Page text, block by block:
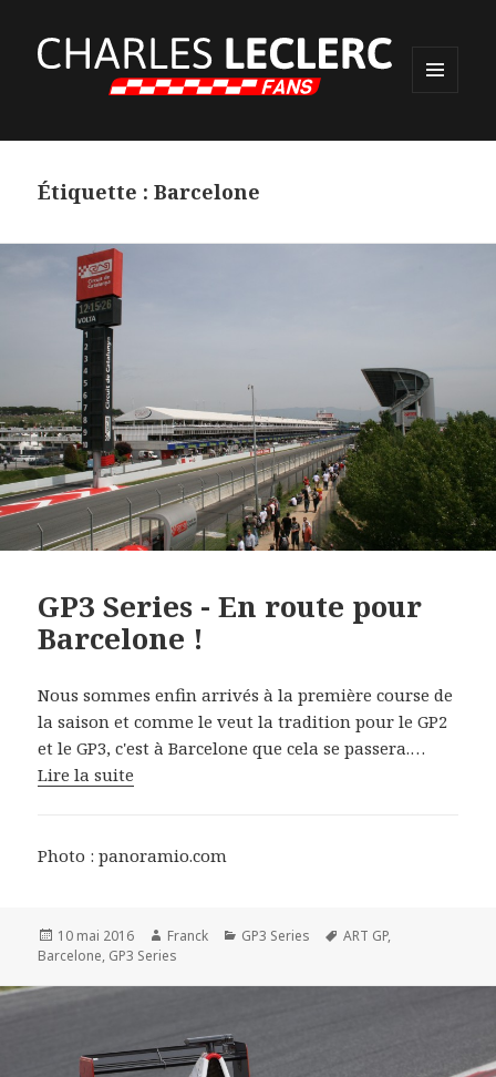
WIDGETS
Étiquette :Barcelone
GP3 Series - En route pour
Barcelone !
Nous sommes enfin arrivés à la première course de
la saison et comme le veut la tradition pour le GP2
et le GP3, c'est à Barcelone que cela se passera.…
Lire la suite
Photo : panoramio.com
Publié
le
10 mai 2016 Auteur
Franck Catégories
GP3 Series
Mots-
ART GP,
Barcelone, GP3 Series